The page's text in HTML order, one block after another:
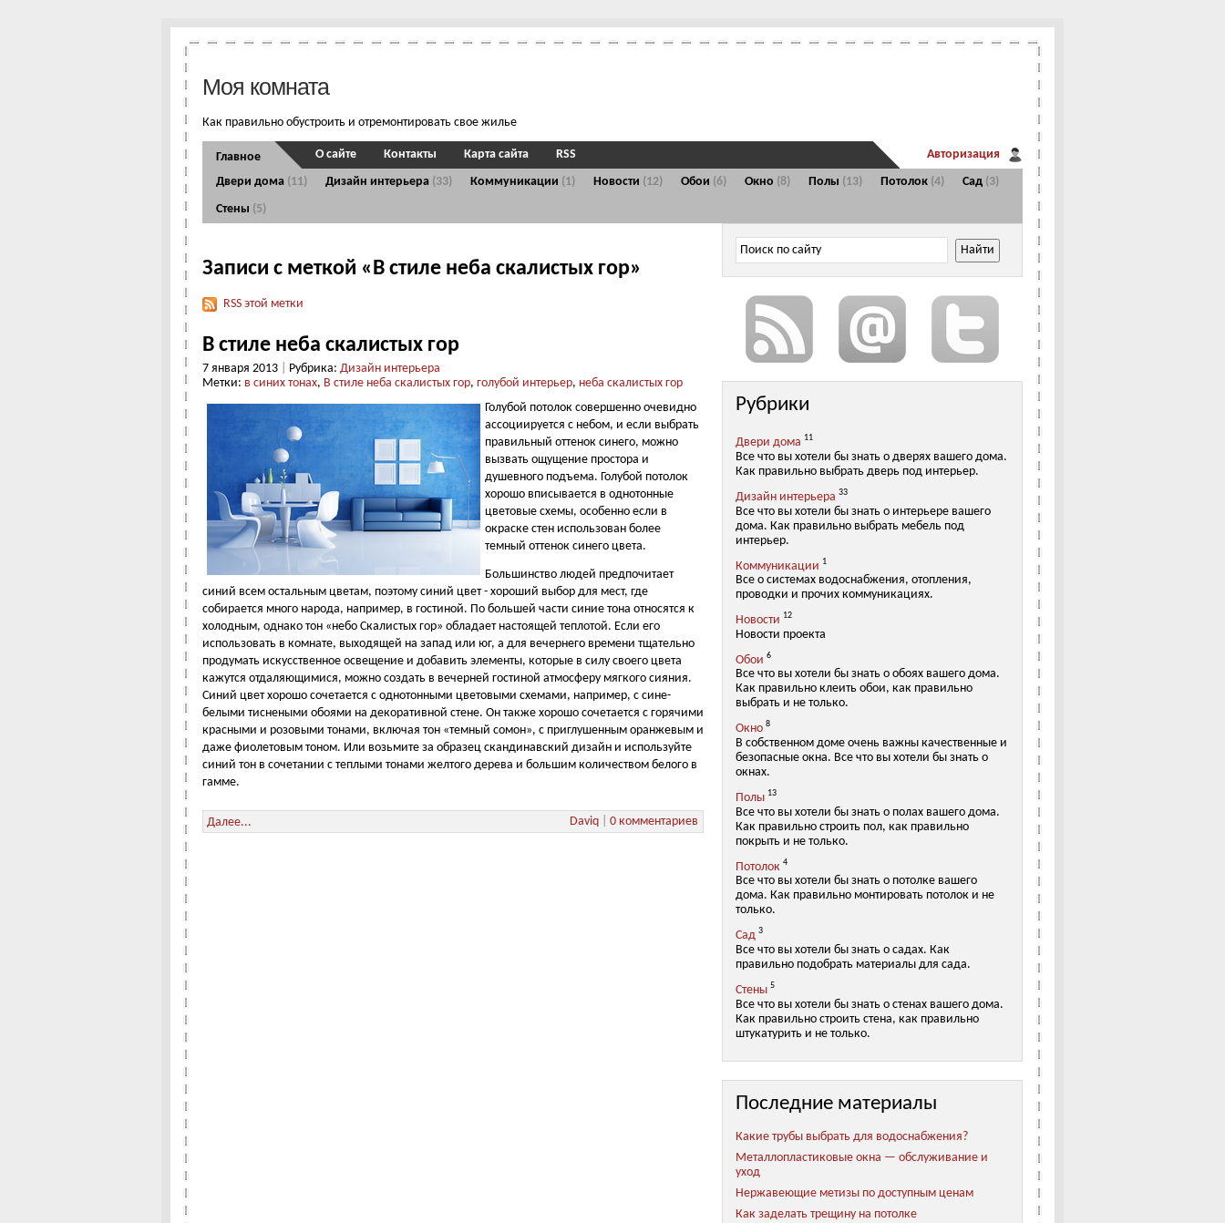
Моя комната
Как правильно обустроить и отремонтировать свое жилье
Главное
Двери дома (11) Дизайн интерьера (33) Коммуникации (1) Новости (12) Обои (6) Окно (8) Полы (13) Потолок (4) Сад (3)
Стены (5)
О сайте Контакты Карта сайта RSS Авторизация
Записи с меткой «В стиле неба скалистых гор»
RSS этой метки
В стиле неба скалистых гор
7 января 2013 Рубрика: Дизайн интерьера
Метки: в синих тонах, В стиле неба скалистых гор, голубой интерьер, неба скалистых гор
Голубой потолок совершенно очевидно
ассоциируется с небом, и если выбрать
правильный оттенок синего, можно
вызвать ощущение простора и
душевного подъема. Голубой потолок
хорошо вписывается в однотонные
цветовые схемы, особенно если в
окраске стен использован более
темный оттенок синего цвета.
Большинство людей предпочитает
синий всем остальным цветам, поэтому синий цвет - хороший выбор для мест, где
собирается много народа, например, в гостиной. По большей части синие тона относятся к
холодным, однако тон «небо Скалистых гор» обладает настоящей теплотой. Если его
использовать в комнате, выходящей на запад или юг, а для вечернего времени тщательно
продумать искусственное освещение и добавить элементы, которые в силу своего цвета
кажутся отдаляющимися, можно создать в вечерней гостиной атмосферу мягкого сияния.
Синий цвет хорошо сочетается с однотонными цветовыми схемами, например, с сине-
белыми тиснеными обоями на декоративной стене. Он также хорошо сочетается с горячими
красными и розовыми тонами, включая тон «темный сомон», с приглушенным оранжевым и
даже фиолетовым тоном. Или возьмите за образец скандинавский дизайн и используйте
синий тон в сочетании с теплыми тонами желтого дерева и большим количеством белого в
гамме.
Далее... Daviq 0 комментариев
Рубрики
Двери дома 11
Все что вы хотели бы знать о дверях вашего дома.
Как правильно выбрать дверь под интерьер.
Дизайн интерьера 33
Все что вы хотели бы знать о интерьере вашего
дома. Как правильно выбрать мебель под
интерьер.
Коммуникации 1
Все о системах водоснабжения, отопления,
проводки и прочих коммуникациях.
Новости 12
Новости проекта
Обои 6
Все что вы хотели бы знать о обоях вашего дома.
Как правильно клеить обои, как правильно
выбрать и не только.
Окно 8
В собственном доме очень важны качественные и
безопасные окна. Все что вы хотели бы знать о
окнах.
Полы 13
Все что вы хотели бы знать о полах вашего дома.
Как правильно строить пол, как правильно
покрыть и не только.
Потолок 4
Все что вы хотели бы знать о потолке вашего
дома. Как правильно монтировать потолок и не
только.
Сад 3
Все что вы хотели бы знать о садах. Как
правильно подобрать материалы для сада.
Стены 5
Все что вы хотели бы знать о стенах вашего дома.
Как правильно строить стена, как правильно
штукатурить и не только.
Последние материалы
Какие трубы выбрать для водоснабжения?
Металлопластиковые окна — обслуживание и
уход
Нержавеющие метизы по доступным ценам
Как заделать трещину на потолке